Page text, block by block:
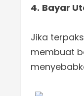
4. Bayar
Jika
membuat